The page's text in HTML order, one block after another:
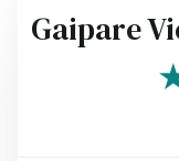
Gaipare